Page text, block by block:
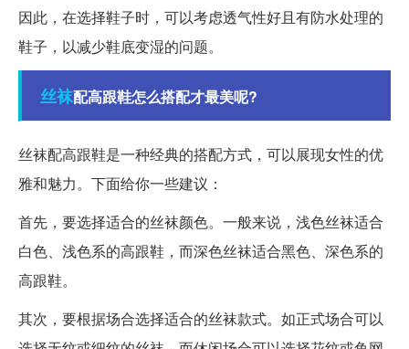
因此，在选择鞋子时，可以考虑透气性好且有防水处理的
鞋子，以减少鞋底变湿的问题。
丝袜配高跟鞋怎么搭配才最美呢?
丝袜配高跟鞋是一种经典的搭配方式，可以展现女性的优
雅和魅力。下面给你一些建议：
首先，要选择适合的丝袜颜色。一般来说，浅色丝袜适合
白色、浅色系的高跟鞋，而深色丝袜适合黑色、深色系的
高跟鞋。
其次，要根据场合选择适合的丝袜款式。如正式场合可以